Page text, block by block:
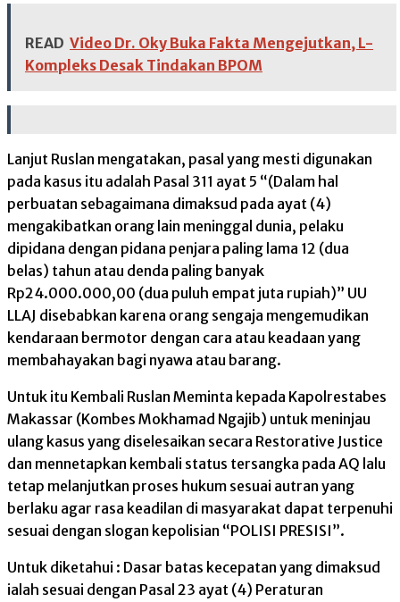
READ Video Dr. Oky Buka Fakta Mengejutkan, L-
Kompleks Desak Tindakan BPOM
Lanjut Ruslan mengatakan, pasal yang mesti digunakan
pada kasus itu adalah Pasal 311 ayat 5 “(Dalam hal
perbuatan sebagaimana dimaksud pada ayat (4)
mengakibatkan orang lain meninggal dunia, pelaku
dipidana dengan pidana penjara paling lama 12 (dua
belas) tahun atau denda paling banyak
Rp24.000.000,00 (dua puluh empat juta rupiah)” UU
LLAJ disebabkan karena orang sengaja mengemudikan
kendaraan bermotor dengan cara atau keadaan yang
membahayakan bagi nyawa atau barang.
Untuk itu Kembali Ruslan Meminta kepada Kapolrestabes
Makassar (Kombes Mokhamad Ngajib) untuk meninjau
ulang kasus yang diselesaikan secara Restorative Justice
dan mennetapkan kembali status tersangka pada AQ lalu
tetap melanjutkan proses hukum sesuai autran yang
berlaku agar rasa keadilan di masyarakat dapat terpenuhi
sesuai dengan slogan kepolisian “POLISI PRESISI”.
Untuk diketahui : Dasar batas kecepatan yang dimaksud
ialah sesuai dengan Pasal 23 ayat (4) Peraturan